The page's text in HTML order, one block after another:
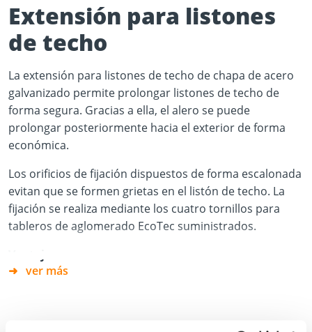
Extensión para listones
de techo
La extensión para listones de techo de chapa de acero
galvanizado permite prolongar listones de techo de
forma segura. Gracias a ella, el alero se puede
prolongar posteriormente hacia el exterior de forma
económica.
Los orificios de fijación dispuestos de forma escalonada
evitan que se formen grietas en el listón de techo. La
fijación se realiza mediante los cuatro tornillos para
tableros de aglomerado EcoTec suministrados.
ver más